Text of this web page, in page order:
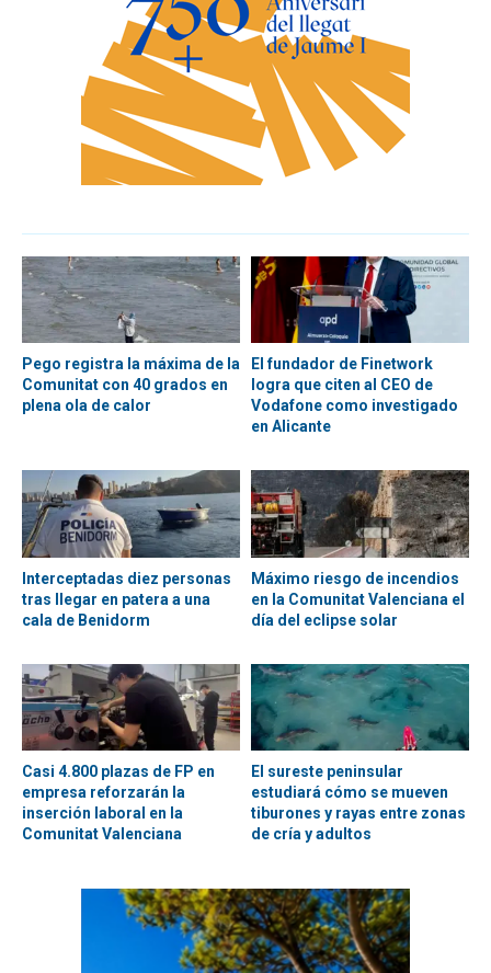
Pego registra la máxima de la
Comunitat con 40 grados en
plena ola de calor
El fundador de Finetwork
logra que citen al CEO de
Vodafone como investigado
en Alicante
Interceptadas diez personas
tras llegar en patera a una
cala de Benidorm
Máximo riesgo de incendios
en la Comunitat Valenciana el
día del eclipse solar
Casi 4.800 plazas de FP en
empresa reforzarán la
inserción laboral en la
Comunitat Valenciana
El sureste peninsular
estudiará cómo se mueven
tiburones y rayas entre zonas
de cría y adultos